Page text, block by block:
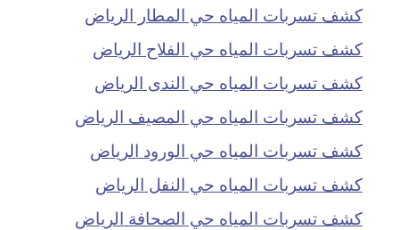
كشف تسربات المياه حي المطار الرياض
كشف تسربات المياه حي الفلاح الرياض
كشف تسربات المياه حي الندى الرياض
كشف تسربات المياه حي المصيف الرياض
كشف تسربات المياه حي الورود الرياض
كشف تسربات المياه حي النفل الرياض
كشف تسربات المياه حي الصحافة الرياض